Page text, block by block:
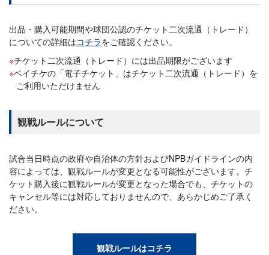
出品・購入可能期間や球団公認のチケット二次流通（トレード）
についての詳細はコチラをご確認ください。
チケット二次流通（トレード）には出品期限がございます
ベイチケの「電子チケット」はチケット二次流通（トレード）を
ご利用いただけません
観戦ルールについて
試合当日時点の政府や自治体の方針およびNPBガイドラインの内
容によっては、観戦ルールが変更となる可能性がございます。チ
ケット購入後に観戦ルールが変更となった場合でも、チケットの
キャンセル等には対応しておりませんので、あらかじめご了承く
ださい。
観戦ルールはコチラ